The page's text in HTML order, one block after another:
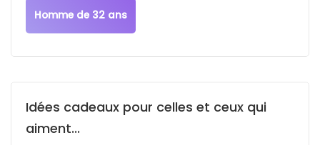
Homme de 32 ans
Idées cadeaux pour celles et ceux qui
aiment...